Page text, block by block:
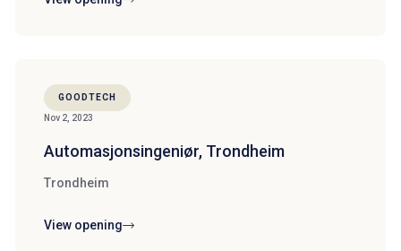
Nov 2, 2023
Automasjonsingeniør, Trondheim
Trondheim
View opening
GOODTECH